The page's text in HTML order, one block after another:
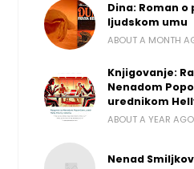
Dina: Roman
ljudskom umu
ABOUT A MONTH
Knjigovanje:
Nenadom
urednikom
ABOUT A YEAR AGO
Nenad